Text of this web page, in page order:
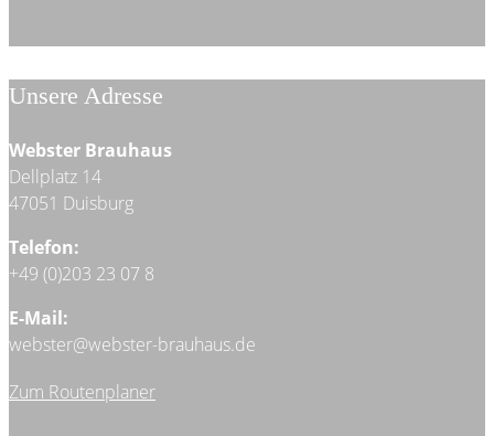
Unsere Adresse
Webster Brauhaus
Dellplatz 14
47051 Duisburg
Telefon:
+49 (0)203 23 07 8
E-Mail:
webster@webster-brauhaus.de
Zum Routenplaner